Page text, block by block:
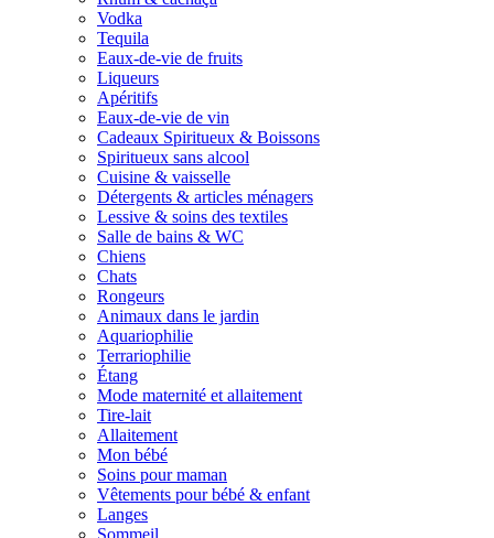
Vodka
Tequila
Eaux-de-vie de fruits
Liqueurs
Apéritifs
Eaux-de-vie de vin
Cadeaux Spiritueux & Boissons
Spiritueux sans alcool
Cuisine & vaisselle
Détergents & articles ménagers
Lessive & soins des textiles
Salle de bains & WC
Chiens
Chats
Rongeurs
Animaux dans le jardin
Aquariophilie
Terrariophilie
Étang
Mode maternité et allaitement
Tire-lait
Allaitement
Mon bébé
Soins pour maman
Vêtements pour bébé & enfant
Langes
Sommeil